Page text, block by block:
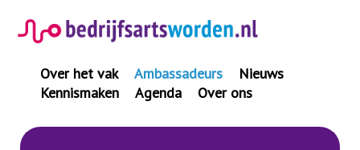
naar
inhoud
Over het vak Ambassadeurs
Nieuws
Kennismaken
Agenda Over ons